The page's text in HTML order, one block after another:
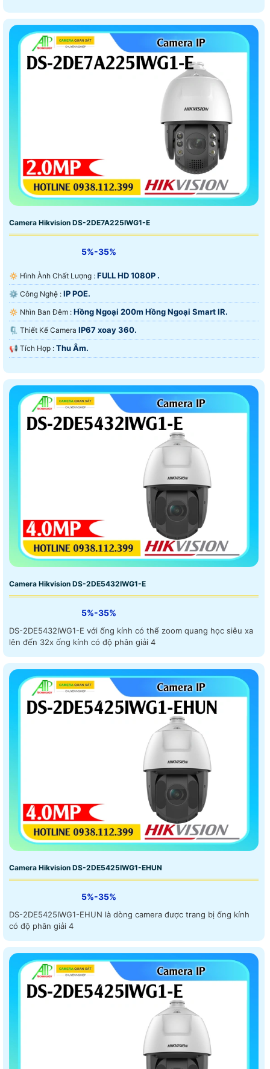
Camera Hikvision DS-2DE7A225IWG1-E
5%-35%
🔅 Hình Ành Chất Lượng : FULL HD 1080P .
⚙ Công Nghệ : IP POE.
🔅 Nhìn Ban Đêm : Hồng Ngoại 200m Hồng Ngoại Smart IR.
🗜️ Thiết Kế Camera IP67 xoay 360.
️📢 Tích Hợp : Thu Âm.
Camera Hikvision DS-2DE5432IWG1-E
5%-35%
DS-2DE5432IWG1-E với ống kính có thể zoom quang học siêu xa
lên đến 32x ống kính có độ phân giải 4
Camera Hikvision DS-2DE5425IWG1-EHUN
5%-35%
DS-2DE5425IWG1-EHUN là dòng camera được trang bị ống kính
có độ phân giải 4